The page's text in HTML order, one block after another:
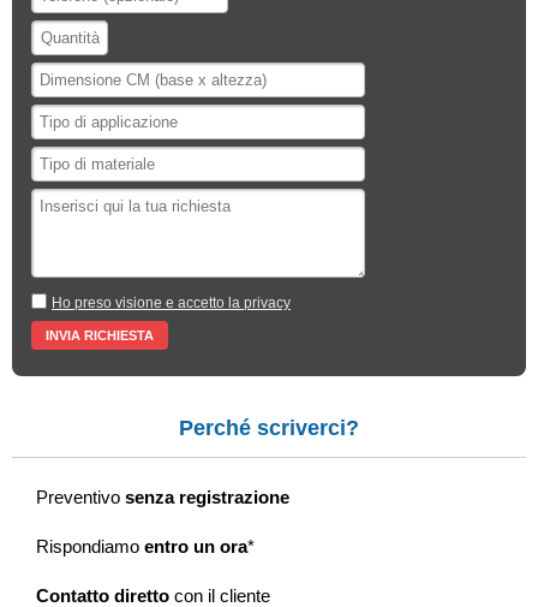
Ho preso visione e accetto la privacy
Perché scriverci?
Preventivo senza registrazione
Rispondiamo entro un ora*
Contatto diretto con il cliente